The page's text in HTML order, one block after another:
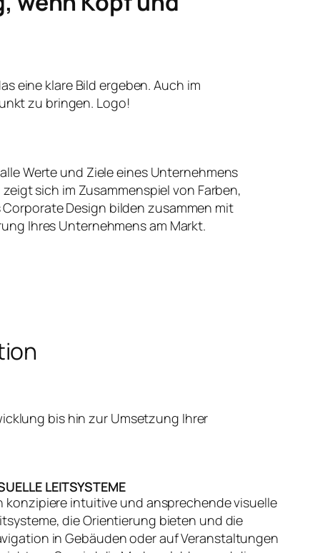
eine klare Bild ergeben. Auch im
zu bringen. Logo!
Werte und Ziele eines Unternehmens
sich im Zusammenspiel von Farben,
Design bilden zusammen mit
Ihres Unternehmens am Markt.
bis hin zur Umsetzung Ihrer
LEITSYSTEME
konzipiere intuitive und ansprechende visuelle
die Orientierung bieten und die
in Gebäuden oder auf Veranstaltungen